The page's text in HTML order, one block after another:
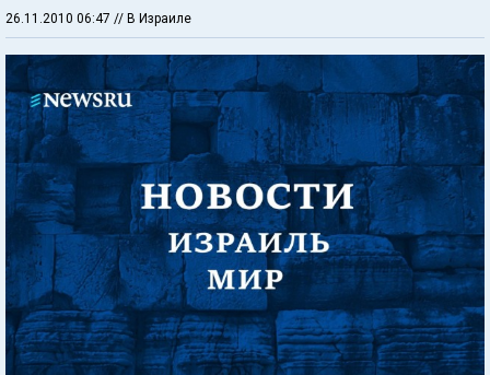
26.11.2010 06:47 // В Израиле